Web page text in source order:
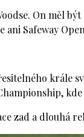
On měl
ani Safeway
krále
zad a dlouhá